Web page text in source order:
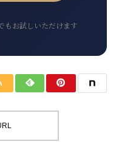
もお試しいただけます